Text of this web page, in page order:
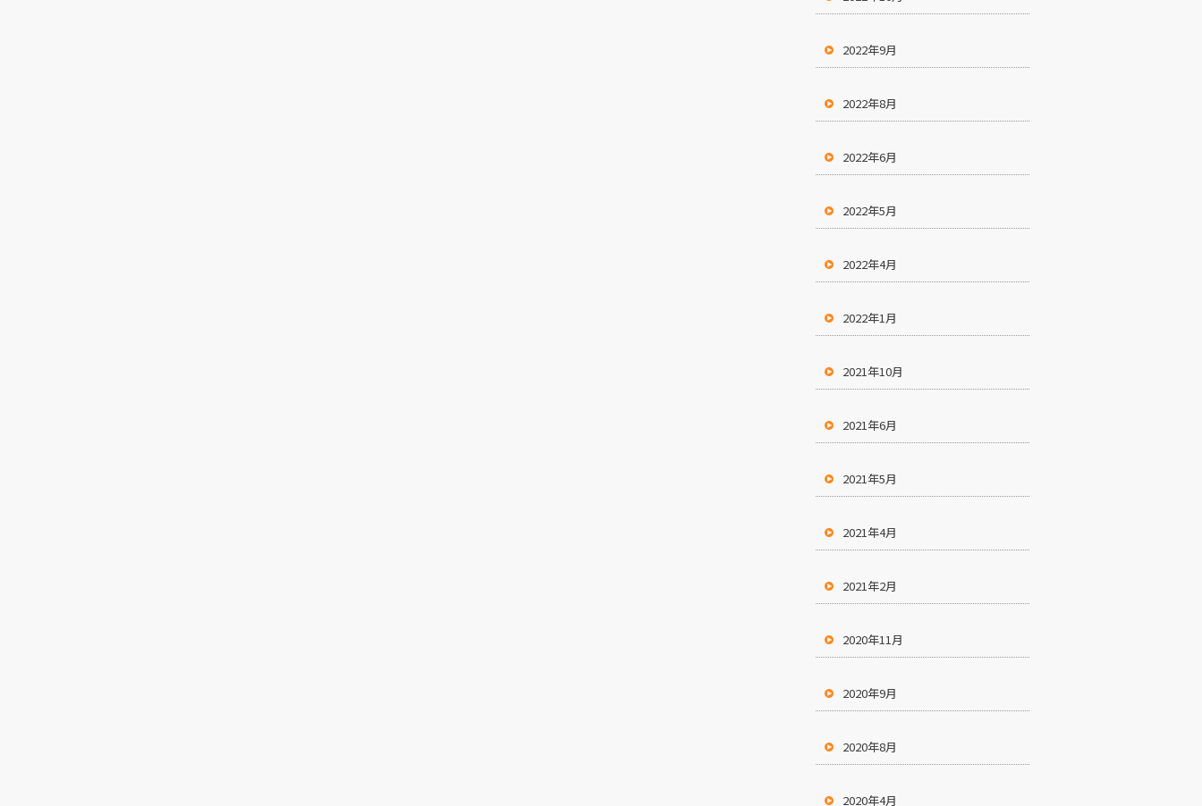
2022年9月
2022年8月
2022年6月
2022年5月
2022年4月
2022年1月
2021年10月
2021年6月
2021年5月
2021年4月
2021年2月
2020年11月
2020年9月
2020年8月
2020年4月